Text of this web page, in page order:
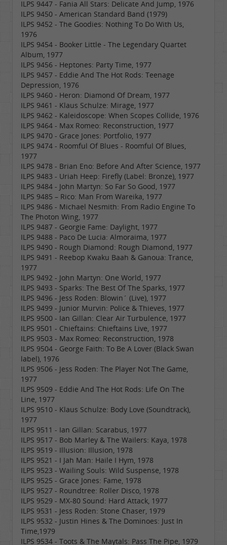
ILPS 9447 - Fania All Stars: Delicate And Jump, 1976
ILPS 9450 - American Standard Band (1979)
ILPS 9452 - The Goodies: Nothing To Do With Us,
1976
ILPS 9454 - Booker Little - The Legendary Quartet
Album, 1977
ILPS 9456 - Heptones: Party Time, 1977
ILPS 9457 - Eddie And The Hot Rods: Teenage
Depression, 1976
ILPS 9460 - Heron: Diamond Of Dream, 1977
ILPS 9461 - Klaus Schulze: Mirage, 1977
ILPS 9462 - Kaleidoscope: When Scopes Collide, 1976
ILPS 9464 - Max Romeo: Reconstruction, 1977
ILPS 9470 - Grace Jones: Portfolio, 1977
ILPS 9474 - Roomful Of Blues - Roomful Of Blues,
1977
ILPS 9478 - Brian Eno: Before And After Science, 1977
ILPS 9483 - Uriah Heep: Firefly (Label: Bronze), 1977
ILPS 9484 - John Martyn: So Far So Good, 1977
ILPS 9485 – Rico: Man From Wareika, 1977
ILPS 9486 - Michael Nesmith: From Radio Engine To
The Photon Wing, 1977
ILPS 9487 - Georgie Fame: Daylight, 1977
ILPS 9488 - Paco De Lucia: Almoraima, 1977
ILPS 9490 - Rough Diamond: Rough Diamond, 1977
ILPS 9491 - Reebop Kwaku Baah & Ganoua: Trance,
1977
ILPS 9492 - John Martyn: One World, 1977
ILPS 9493 - Sparks: The Best Of The Sparks, 1977
ILPS 9496 - Jess Roden: Blowin´ (Live), 1977
ILPS 9499 - Junior Murvin: Police & Thieves, 1977
ILPS 9500 - Ian Gillan: Clear Air Turbulence, 1977
ILPS 9501 - Chieftains: Chieftains Live, 1977
ILPS 9503 - Max Romeo: Reconstruction, 1978
ILPS 9504 - George Faith: To Be A Lover (Black Swan
label), 1976
ILPS 9506 - Jess Roden: The Player Not The Game,
1977
ILPS 9509 - Eddie And The Hot Rods: Life On The
Line, 1977
ILPS 9510 - Klaus Schulze: Body Love (Soundtrack),
1977
ILPS 9511 - Ian Gillan: Scarabus, 1977
ILPS 9517 - Bob Marley & The Wailers: Kaya, 1978
ILPS 9519 - Illusion: Illusion, 1978
ILPS 9521 - I Jah Man: Haile I Hym, 1978
ILPS 9523 - Wailing Souls: Wild Suspense, 1978
ILPS 9525 - Grace Jones: Fame, 1978
ILPS 9527 - Roundtree: Roller Disco, 1978
ILPS 9529 - MX-80 Sound: Hard Attack, 1977
ILPS 9531 - Jess Roden: Stone Chaser, 1979
ILPS 9532 - Justin Hines & The Dominoes: Just In
Time,1979
ILPS 9534 - Toots & The Maytals: Pass The Pipe, 1979